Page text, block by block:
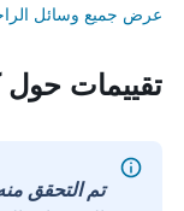
عرض جميع وسائل الراحة
تقييمات حول
تم التحقق منه